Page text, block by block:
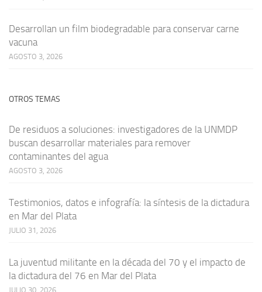
Desarrollan un film biodegradable para conservar carne
vacuna
AGOSTO 3, 2026
OTROS TEMAS
De residuos a soluciones: investigadores de la UNMDP
buscan desarrollar materiales para remover
contaminantes del agua
AGOSTO 3, 2026
Testimonios, datos e infografía: la síntesis de la dictadura
en Mar del Plata
JULIO 31, 2026
La juventud militante en la década del 70 y el impacto de
la dictadura del 76 en Mar del Plata
JULIO 30, 2026